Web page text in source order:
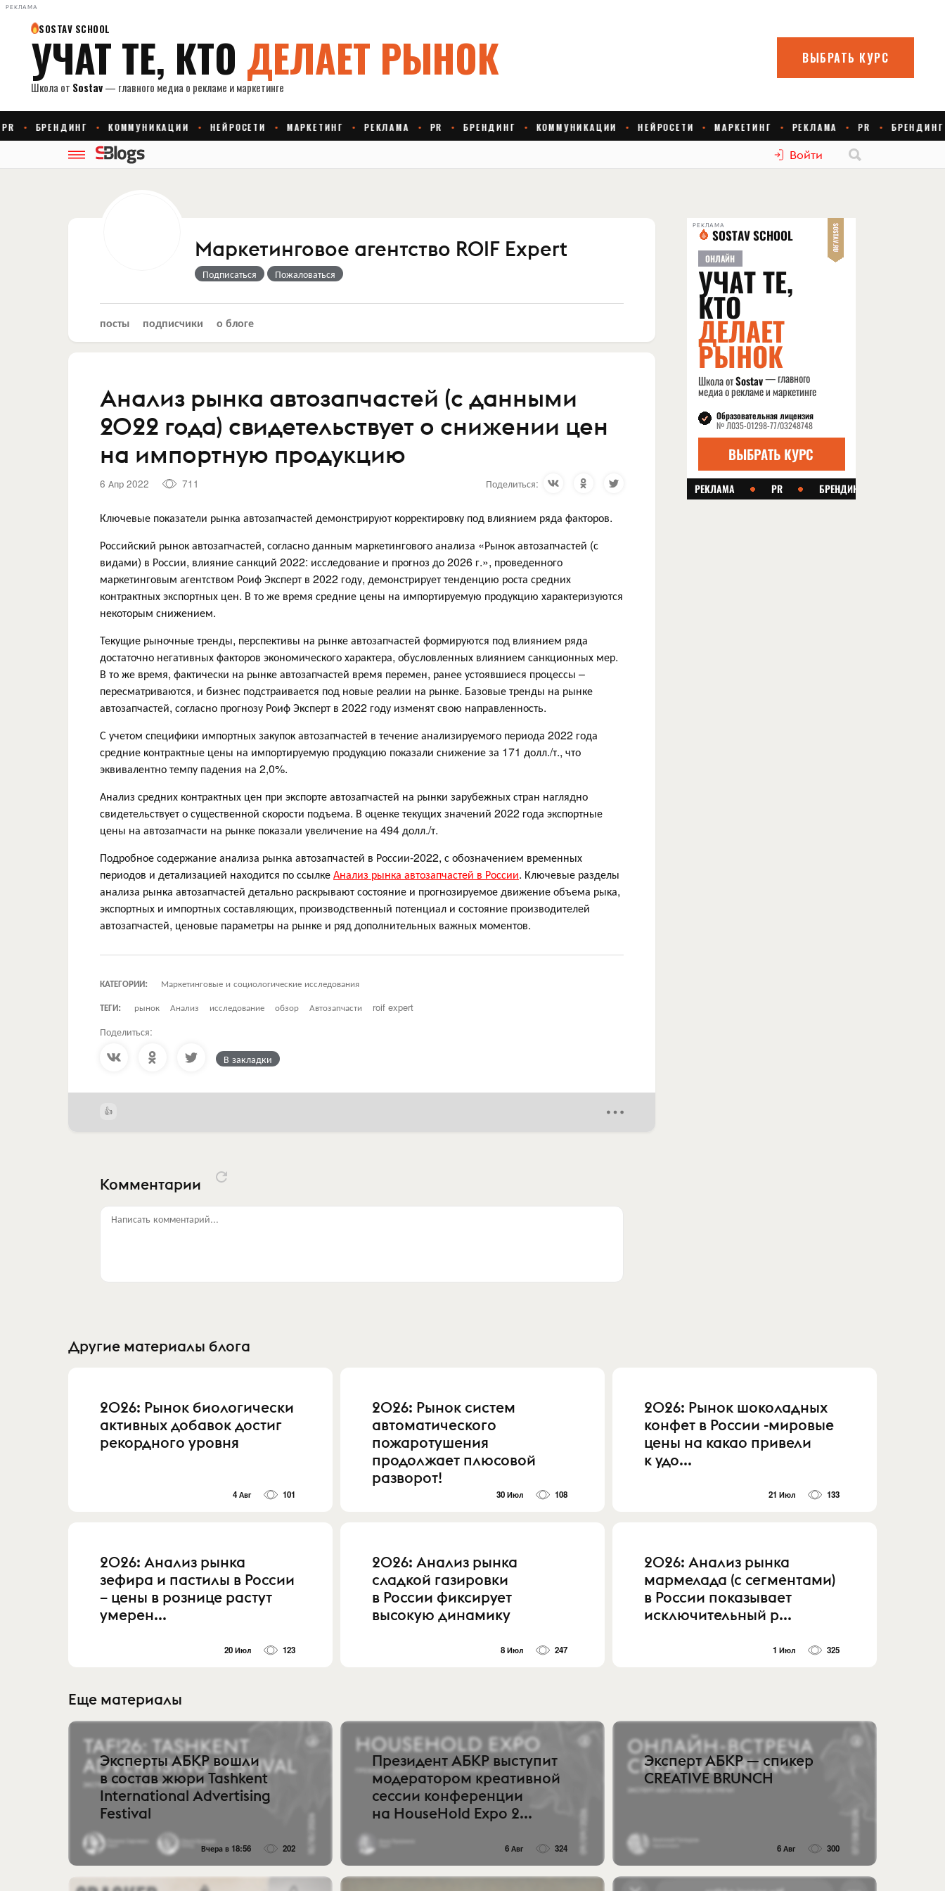
РЕКЛАМА
Войти
Маркетинговое агентство ROIF Expert
Подписаться Пожаловаться
посты подписчики о блоге
Анализ рынка автозапчастей (с данными
2022 года) свидетельствует о снижении цен
на импортную продукцию
6 Апр 2022 711 Поделиться:
Ключевые показатели рынка автозапчастей демонстрируют корректировку под влиянием ряда факторов.
Российский рынок автозапчастей, согласно данным маркетингового анализа «Рынок автозапчастей (с
видами) в России, влияние санкций 2022: исследование и прогноз до 2026 г.», проведенного
маркетинговым агентством Роиф Эксперт в 2022 году, демонстрирует тенденцию роста средних
контрактных экспортных цен. В то же время средние цены на импортируемую продукцию характеризуются
некоторым снижением.
Текущие рыночные тренды, перспективы на рынке автозапчастей формируются под влиянием ряда
достаточно негативных факторов экономического характера, обусловленных влиянием санкционных мер.
В то же время, фактически на рынке автозапчастей время перемен, ранее устоявшиеся процессы –
пересматриваются, и бизнес подстраивается под новые реалии на рынке. Базовые тренды на рынке
автозапчастей, согласно прогнозу Роиф Эксперт в 2022 году изменят свою направленность.
С учетом специфики импортных закупок автозапчастей в течение анализируемого периода 2022 года
средние контрактные цены на импортируемую продукцию показали снижение за 171 долл./т., что
эквивалентно темпу падения на 2,0%.
Анализ средних контрактных цен при экспорте автозапчастей на рынки зарубежных стран наглядно
свидетельствует о существенной скорости подъема. В оценке текущих значений 2022 года экспортные
цены на автозапчасти на рынке показали увеличение на 494 долл./т.
Подробное содержание анализа рынка автозапчастей в России-2022, с обозначением временных
периодов и детализацией находится по ссылкеАнализ рынка автозапчастей в России. Ключевые разделы
анализа рынка автозапчастей детально раскрывают состояние и прогнозируемое движение объема рыка,
экспортных и импортных составляющих, производственный потенциал и состояние производителей
автозапчастей, ценовые параметры на рынке и ряд дополнительных важных моментов.
КАТЕГОРИИ:
Маркетинговые и социологические исследования
ТЕГИ:
рынок Анализ исследование обзор Автозапчасти roif expert
Поделиться:
В закладки
Комментарии
Написать комментарий...
РЕКЛАМА
Другие материалы блога
2026: Рынок биологически
активных добавок достиг
рекордного уровня
4 Авг 101
2026: Рынок систем
автоматического
пожаротушения
продолжает плюсовой
разворот!
30 Июл 108
2026: Рынок шоколадных
конфет в России -мировые
цены на какао привели
к удо...
21 Июл 133
2026: Анализ рынка
зефира и пастилы в России
– цены в рознице растут
умерен...
20 Июл 123
2026: Анализ рынка
сладкой газировки
в России фиксирует
высокую динамику
8 Июл 247
2026: Анализ рынка
мармелада (с сегментами)
в России показывает
исключительный р...
1 Июл 325
Еще материалы
Эксперты АБКР вошли
в состав жюри Tashkent
International Advertising
Festival
Вчера в 18:56 202
Президент АБКР выступит
модератором креативной
сессии конференции
на HouseHold Expo 2...
6 Авг 324
Эксперт АБКР — спикер
CREATIVE BRUNCH
6 Авг 300